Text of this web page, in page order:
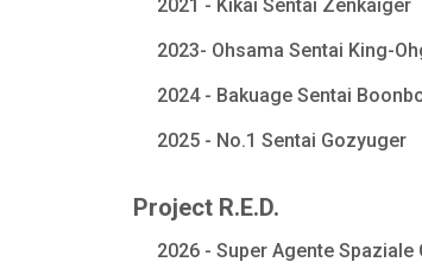
2021 - Kikai Sentai Zenkaiger
2023- Ohsama Sentai King-
2024 - Bakuage Sentai
2025 - No.1 Sentai Gozyuger
Project R.E.D.
2026 - Super Agente Spaziale